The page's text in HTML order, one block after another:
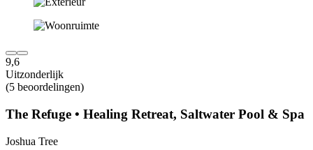
9,6
Uitzonderlijk
(5 beoordelingen)
The Refuge • Healing Retreat, Saltwater Pool & Spa
Joshua Tree